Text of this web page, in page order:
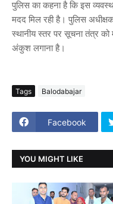
पुलिस का कहना है कि इस
मदद मिल रही है। पुलिस
स्थानीय स्तर पर सूचना तंत्र को
अंकुश लगाना है।
Tags Balodabajar
Facebook
YOU MIGHT LIKE